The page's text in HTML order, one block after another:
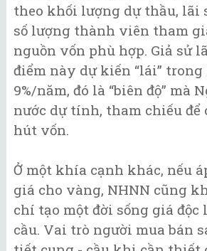
theo khối lượng dự thầu, lãi
số lượng thành viên tham
nguồn vốn phù hợp. Giả sử
điểm này dự kiến “lái” trong
9%/năm, đó là “biên độ” mà
nước dự tính, tham chiếu để
hút vốn.
Ở một khía cạnh khác, nếu
giá cho vàng, NHNN cũng
chí tạo một đời sống giá độc
cầu. Vai trò người mua bán